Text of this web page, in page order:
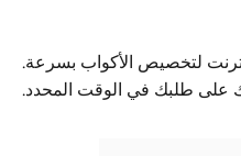
لتخصيص الأكواب بسرعة.
على طلبك في الوقت المحدد.